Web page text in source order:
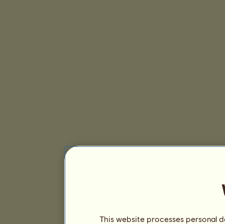
This website processes personal